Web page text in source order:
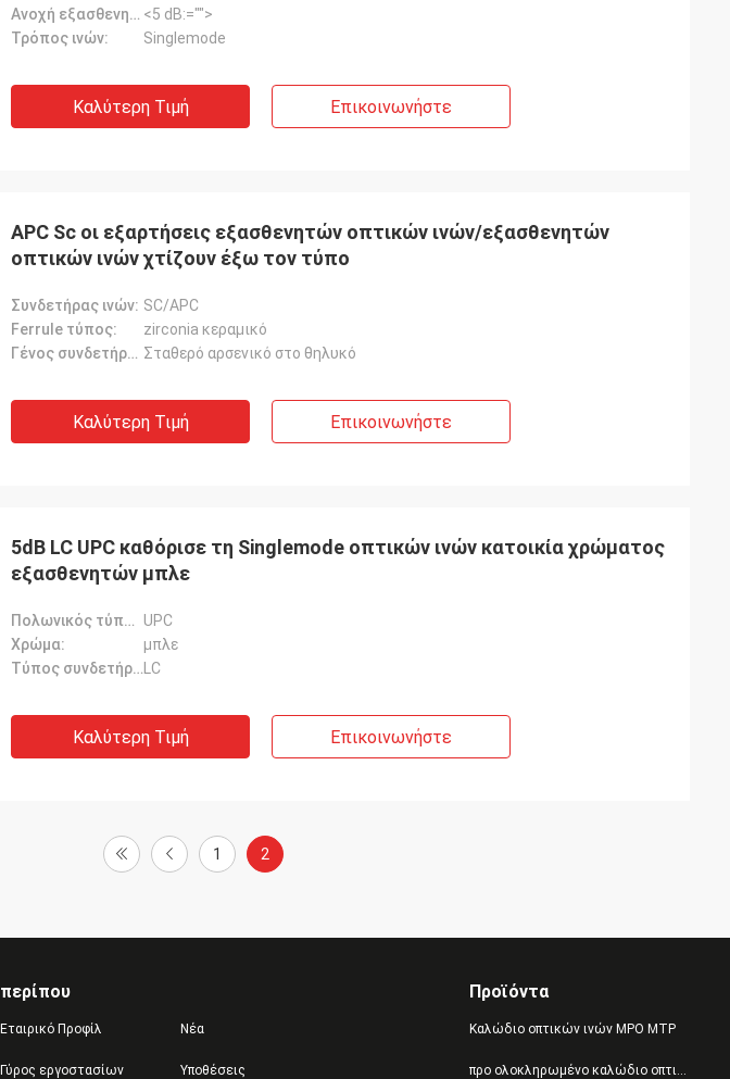
Ανοχή εξασθενητών: <5 dB:="">
Τρόπος ινών:
Singlemode
Καλύτερη Τιμή Επικοινωνήστε
APC Sc οι εξαρτήσεις εξασθενητών οπτικών ινών/εξασθενητών
οπτικών ινών χτίζουν έξω τον τύπο
Συνδετήρας ινών: SC/APC
Ferrule τύπος:
zirconia κεραμικό
Γένος συνδετήρων: Σταθερό αρσενικό στο θηλυκό
Καλύτερη Τιμή Επικοινωνήστε
5dB LC UPC καθόρισε τη Singlemode οπτικών ινών κατοικία χρώματος
εξασθενητών μπλε
Πολωνικός τύπος:
UPC
Χρώμα:
μπλε
Τύπος συνδετήρων: LC
Καλύτερη Τιμή Επικοινωνήστε
1 2
περίπου
Εταιρικό Προφίλ
Γύρος εργοστασίων
Νέα
Υποθέσεις
Προϊόντα
Καλώδιο οπτικών ινών MPO MTP
προ ολοκληρωμένο καλώδιο οπτικών ινών